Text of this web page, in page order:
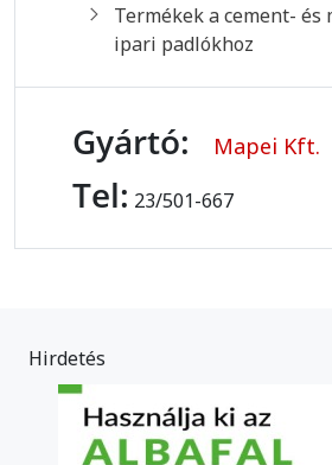
Termékek a cement- és
ipari padlókhoz
Gyártó: Mapei Kft.
Tel: 23/501-667
Hirdetés